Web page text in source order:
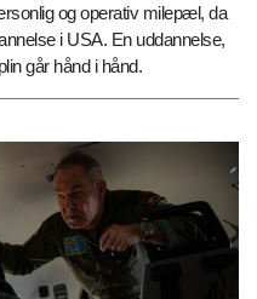
og operativ milepæl, da
i USA. En uddannelse,
går hånd i hånd.